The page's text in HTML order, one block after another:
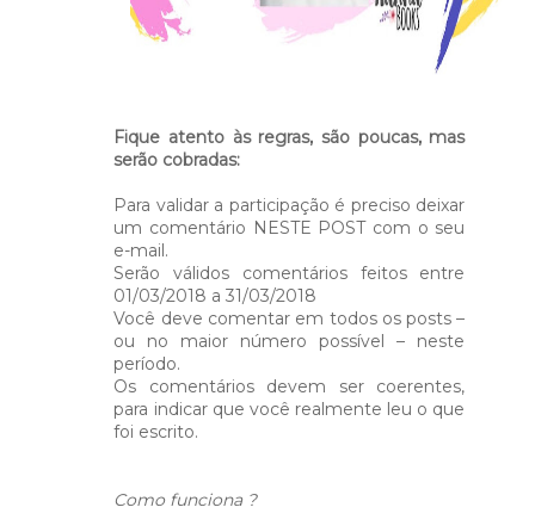
Fique atento às regras, são poucas, mas
serão cobradas:
Para validar a participação é preciso deixar
um comentário NESTE POST com o seu
e-mail.
Serão válidos comentários feitos entre
01/03/2018 a 31/03/2018
Você deve comentar em todos os posts –
ou no maior número possível – neste
período.
Os comentários devem ser coerentes,
para indicar que você realmente leu o que
foi escrito.
Como funciona ?